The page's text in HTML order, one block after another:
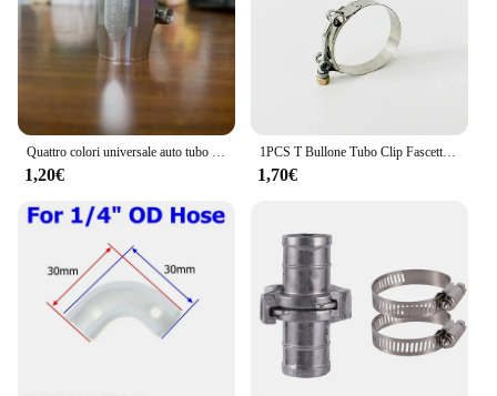
standards of both commercial and personal use.
1,20€
1PCS T Bullone Tubo Clip Fascette Tubo Potente Strumento di Riparazione di Scarico Saldatura Hardware In Acciaio Inox 304 ID 48-160mm Regolabile
1,70€